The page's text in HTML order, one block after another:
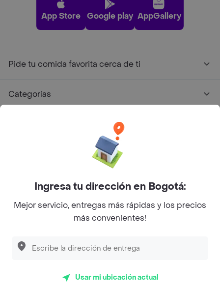
App Store Google play AppGallery
Pide tu comida favorita cerca de ti
Categorías
Facebook
Twitter
Instagram
©2026Rappi Inc. All rights reserved.
Ingresa tu dirección en Bogotá:
Mejor servicio, entregas más rápidas y los precios
más convenientes!
Usar mi ubicación actual